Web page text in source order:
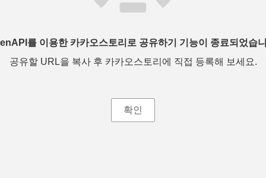
를 이용한 카카오스토리로 공유하기 기능이 종료되었습
공유할 URL을 복사 후 카카오스토리에 직접 등록해 보세요.
확인